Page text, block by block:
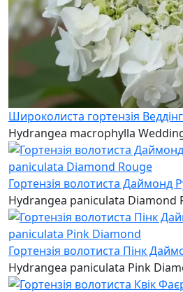
Широколиста гортензія
Hydrangea macrophylla
Гортензія волотиста Даймонд
Hydrangea paniculata Diamond
Гортензія волотиста Пінк
Hydrangea paniculata Pink